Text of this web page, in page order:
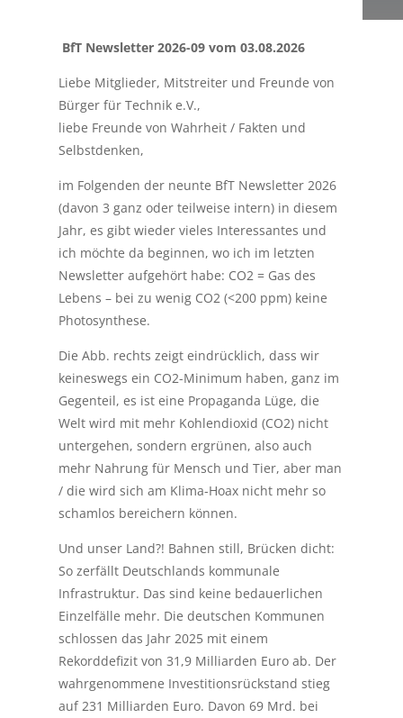
BfT Newsletter 2026-09 vom 03.08.2026
Liebe Mitglieder, Mitstreiter und Freunde von
Bürger für Technik e.V.,
liebe Freunde von Wahrheit / Fakten und
Selbstdenken,
im Folgenden der neunte BfT Newsletter 2026
(davon 3 ganz oder teilweise intern) in diesem
Jahr, es gibt wieder vieles Interessantes und
ich möchte da beginnen, wo ich im letzten
Newsletter aufgehört habe: CO2 = Gas des
Lebens – bei zu wenig CO2 (<200 ppm) keine
Photosynthese.
Die Abb. rechts zeigt eindrücklich, dass wir
keineswegs ein CO2-Minimum haben, ganz im
Gegenteil, es ist eine Propaganda Lüge, die
Welt wird mit mehr Kohlendioxid (CO2) nicht
untergehen, sondern ergrünen, also auch
mehr Nahrung für Mensch und Tier, aber man
/ die wird sich am Klima-Hoax nicht mehr so
schamlos bereichern können.
Und unser Land?! Bahnen still, Brücken dicht:
So zerfällt Deutschlands kommunale
Infrastruktur. Das sind keine bedauerlichen
Einzelfälle mehr. Die deutschen Kommunen
schlossen das Jahr 2025 mit einem
Rekorddefizit von 31,9 Milliarden Euro ab. Der
wahrgenommene Investitionsrückstand stieg
auf 231 Milliarden Euro. Davon 69 Mrd. bei